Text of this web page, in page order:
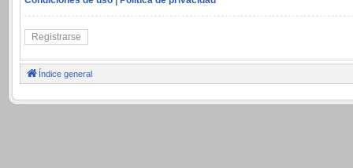
Registrarse
Índice general
.